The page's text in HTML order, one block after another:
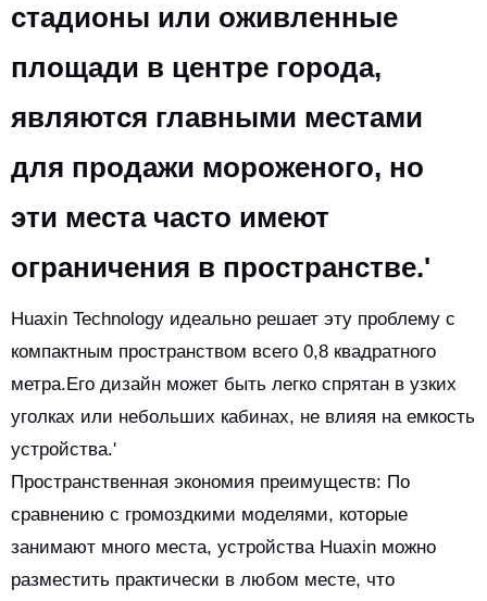
стадионы или оживленные
площади в центре города,
являются главными местами
для продажи мороженого, но
эти места часто имеют
ограничения в пространстве.'
Huaxin Technology идеально решает эту проблему с
компактным пространством всего 0,8 квадратного
метра.Его дизайн может быть легко спрятан в узких
уголках или небольших кабинах, не влияя на емкость
устройства.'
Пространственная экономия преимуществ: По
сравнению с громоздкими моделями, которые
занимают много места, устройства Huaxin можно
разместить практически в любом месте, что